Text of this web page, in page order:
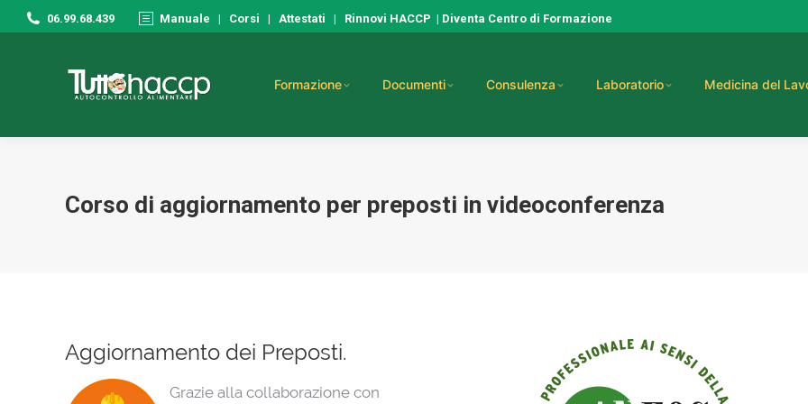
06.99.68.439 Manuale | Corsi | Attestati | Rinnovi HACCP | Diventa Centro di Formazione
Formazione Documenti Consulenza Laboratorio Medicina del
Corso di aggiornamento per preposti in videoconferenza
Aggiornamento dei Preposti.
Grazie alla collaborazione con